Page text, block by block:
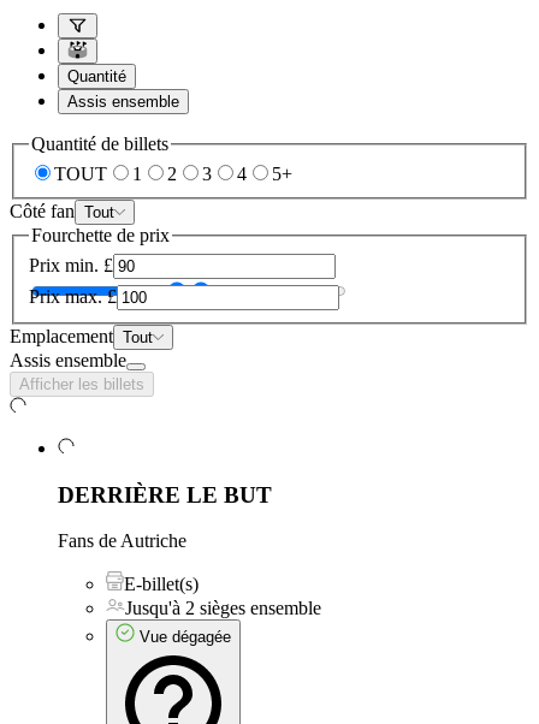
Quantité
Assis ensemble
Quantité de billets
TOUT
1 2 3 4
5+
Côté fan Tout
Fourchette de prix
Prix min. £
Prix max. £
Emplacement Tout
Assis ensemble
Afficher les billets
DERRIÈRE LE BUT
Fans de Autriche
E-billet(s)
Jusqu'à 2 sièges ensemble
Vue dégagée